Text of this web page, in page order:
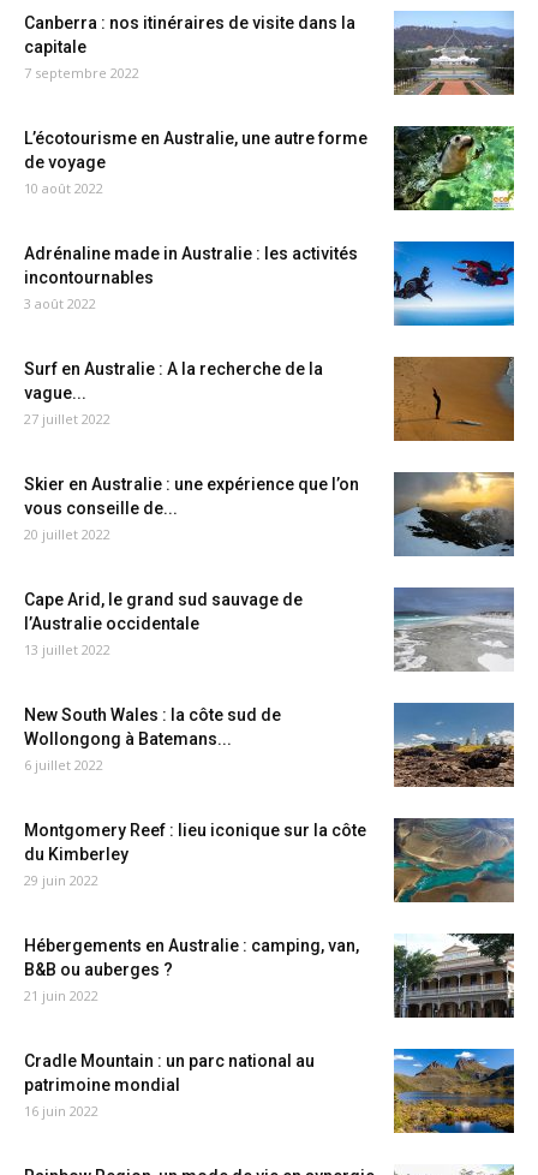
Canberra : nos itinéraires de visite dans la
capitale
7 septembre 2022
L’écotourisme en Australie, une autre forme
de voyage
10 août 2022
Adrénaline made in Australie : les activités
incontournables
3 août 2022
Surf en Australie : A la recherche de la
vague...
27 juillet 2022
Skier en Australie : une expérience que l’on
vous conseille de...
20 juillet 2022
Cape Arid, le grand sud sauvage de
l’Australie occidentale
13 juillet 2022
New South Wales : la côte sud de
Wollongong à Batemans...
6 juillet 2022
Montgomery Reef : lieu iconique sur la côte
du Kimberley
29 juin 2022
Hébergements en Australie : camping, van,
B&B ou auberges ?
21 juin 2022
Cradle Mountain : un parc national au
patrimoine mondial
16 juin 2022